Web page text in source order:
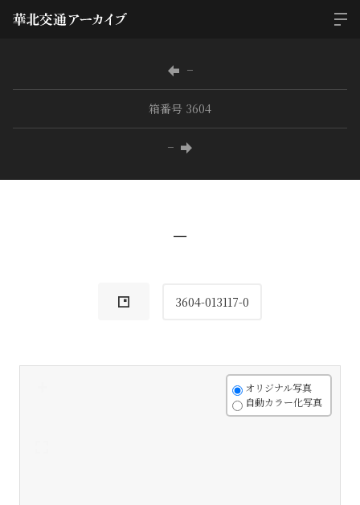
−
箱番号 3604
−
−
3604-013117-0
オリジナル写真
自動カラー化写真